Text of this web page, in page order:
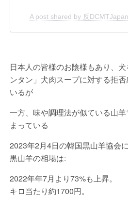
A post shared by 反
日本人の皆様のお陰様もあり、
ンタン」犬肉スープに対する拒
いるが
一方、味や調理法が似ている山羊
まっている
2023年2月4日の韓国黒山羊協会
黒山羊の相場は:
2022年年7月より73%も上昇。
キロ当たり約1700円。